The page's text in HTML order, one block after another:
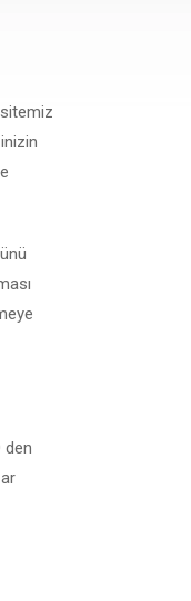
den